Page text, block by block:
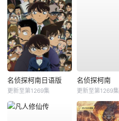
名侦探柯南日语版
更新至第1269集
名侦探柯南
更新至第1269集